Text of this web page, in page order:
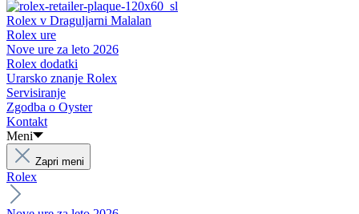
Rolex v Draguljarni Malalan
Rolex ure
Nove ure za leto 2026
Rolex dodatki
Urarsko znanje Rolex
Servisiranje
Zgodba o Oyster
Kontakt
Meni
Zapri meni
Rolex